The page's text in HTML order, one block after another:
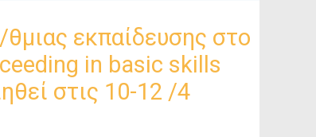
εκπαίδευσης στο
in basic skills
στις 10-12 /4